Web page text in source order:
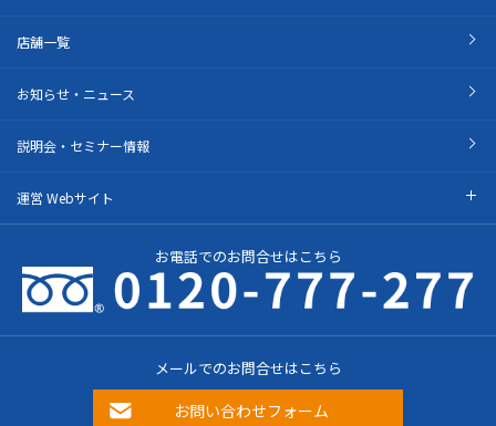
店舗一覧
お知らせ・ニュース
説明会・セミナー情報
運営 Webサイト
お電話でのお問合せはこちら
メールでのお問合せはこちら
お問い合わせフォーム